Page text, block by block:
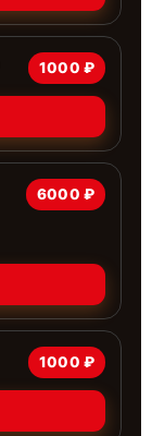
1000 ₽
6000 ₽
1000 ₽